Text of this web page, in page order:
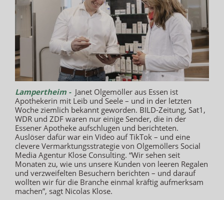
Lampertheim - Janet Olgemöller aus Essen ist
Apothekerin mit Leib und Seele – und in der letzten
Woche ziemlich bekannt geworden. BILD-Zeitung, Sat1,
WDR und ZDF waren nur einige Sender, die in der
Essener Apotheke aufschlugen und berichteten.
Auslöser dafür war ein Video auf TikTok – und eine
clevere Vermarktungsstrategie von Olgemöllers Social
Media Agentur Klose Consulting. “Wir sehen seit
Monaten zu, wie uns unsere Kunden von leeren Regalen
und verzweifelten Besuchern berichten – und darauf
wollten wir für die Branche einmal kräftig aufmerksam
machen”, sagt Nicolas Klose.